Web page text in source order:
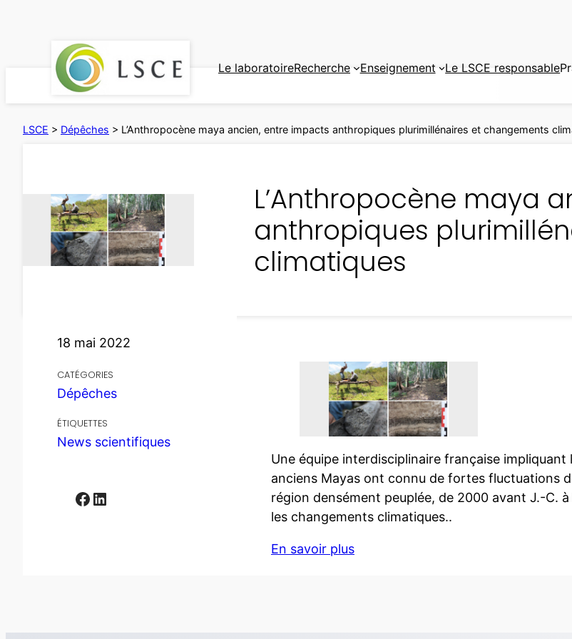
Le laboratoireRecherche Enseignement Le LSCE responsable
LSCE > Dépêches > L’Anthropocène maya ancien, entre impacts anthropiques plurimillénaires et changements
L’Anthropocène maya
anthropiques
climatiques
18 mai 2022
CATÉGORIES
Dépêches
ÉTIQUETTES
News scientifiques
Facebook LinkedIn
Une équipe interdisciplinaire française impliquant
anciens Mayas ont connu de fortes fluctuations
région densément peuplée, de 2000 avant J.-C.
les changements climatiques..
En savoir plus